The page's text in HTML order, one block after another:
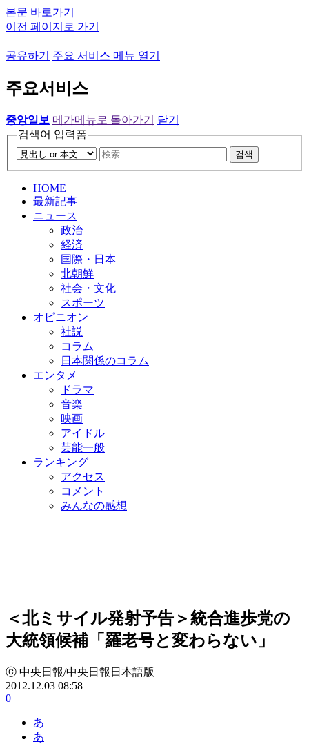
본문 바로가기
이전 페이지로 가기
공유하기 주요 서비스 메뉴 열기
주요서비스
중앙일보 메가메뉴로 돌아가기
닫기
검색어 입력폼
검색
HOME
最新記事
ニュース
政治
経済
国際・日本
北朝鮮
社会・文化
スポーツ
オピニオン
社説
コラム
日本関係のコラム
エンタメ
ドラマ
音楽
映画
アイドル
芸能一般
ランキング
アクセス
コメント
みんなの感想
＜北ミサイル発射予告＞統合進歩党の
大統領候補「羅老号と変わらない」
ⓒ 中央日報/中央日報日本語版
2012.12.03 08:58
0
あ
あ